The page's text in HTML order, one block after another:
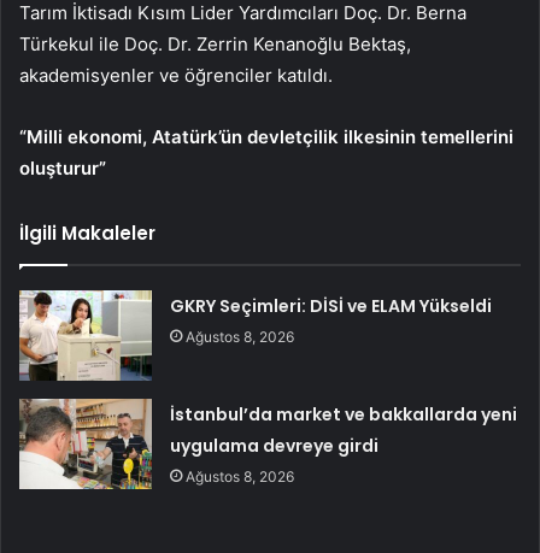
Tarım İktisadı Kısım Lider Yardımcıları Doç. Dr. Berna
Türkekul ile Doç. Dr. Zerrin Kenanoğlu Bektaş,
akademisyenler ve öğrenciler katıldı.
“Milli ekonomi, Atatürk’ün devletçilik ilkesinin temellerini
oluşturur”
İlgili Makaleler
GKRY Seçimleri: DİSİ ve ELAM Yükseldi
Ağustos 8, 2026
İstanbul’da market ve bakkallarda yeni
uygulama devreye girdi
Ağustos 8, 2026